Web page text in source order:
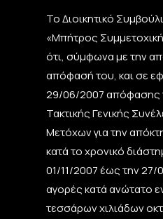
Το Διοικητικό
«Μπήτρος
ότι, σύμφωνα με την
απόφασή του, και σε
29/06/2007 απόφασης
Τακτικής Γενικής
Μετόχων για την
κατά το χρονικό
01/11/2007 έως την
αγορές κατά ανώτατο
τεσσάρων χιλιάδων